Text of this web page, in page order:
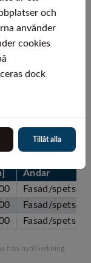
[mm]
AB):
Ändar
Fasad/spetsad
Fasad/spetsad
Fasad/spetsad
från nytillverkning.
och
använder
cookies
dock
Tillåt alla